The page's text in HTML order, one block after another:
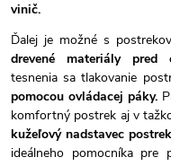
vinič.
Ďalej je možné s
drevené materiály pred
tesnenia sa tlakovanie
pomocou ovládacej páky.
komfortný postrek aj v
kužeľový nadstavec
ideálneho pomocníka pre